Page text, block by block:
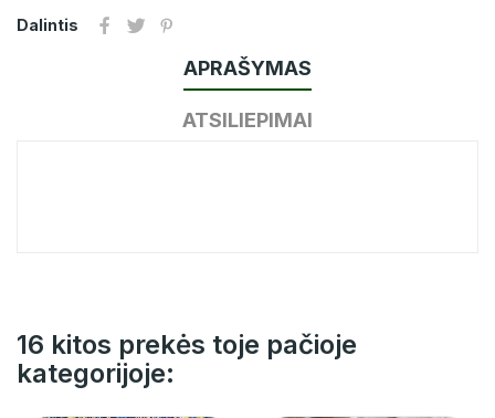
Dalintis
APRAŠYMAS
ATSILIEPIMAI
16 kitos prekės toje pačioje
kategorijoje: